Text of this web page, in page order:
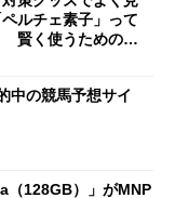
ルチェ素子」って
賢く使うための注
中の競馬予想サイ
128GB）」がMNP